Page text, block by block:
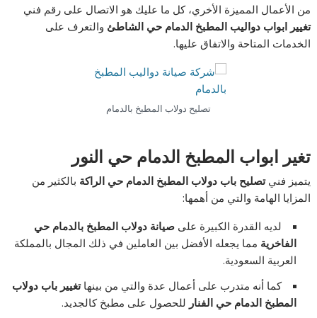
من الأعمال المميزة الأخري، كل ما عليك هو الاتصال على رقم فني
تغيير ابواب دواليب المطبخ الدمام حي الشاطئ والتعرف على
الخدمات المتاحة والاتفاق عليها.
تصليح دولاب المطبخ بالدمام
تغير ابواب المطبخ الدمام حي النور
يتميز فنيتصليح باب دولاب المطبخ الدمام حي الراكة بالكثير من
المزايا الهامة والتي من أهمها:
لديه القدرة الكبيرة علىصيانة دولاب المطبخ بالدمام حي
الفاخرية مما يجعله الأفضل بين العاملين في ذلك المجال بالمملكة
العربية السعودية.
كما أنه متدرب على أعمال عدة والتي من بينهاتغيير باب دولاب
المطبخ الدمام حي الفنار للحصول على مطبخ كالجديد.